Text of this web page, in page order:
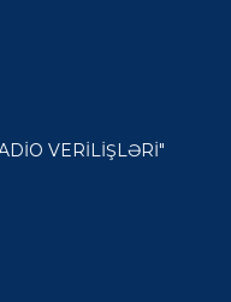
VERİLİŞLƏRİ"